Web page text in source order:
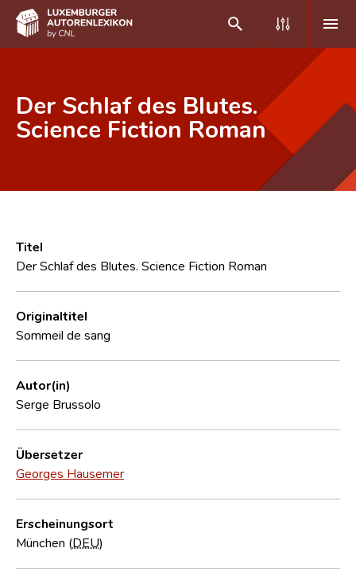
DE FR
Häufige Fragen und Antworten
CNL
Forschungsgruppe
Kontakt
Der Schlaf des Blutes.
Science Fiction Roman
Titel
Der Schlaf des Blutes. Science Fiction Roman
Originaltitel
Sommeil de sang
Autor(in)
Serge Brussolo
Übersetzer
Georges Hausemer
Erscheinungsort
München (DEU)